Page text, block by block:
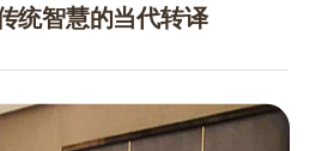
统智慧的当代转译